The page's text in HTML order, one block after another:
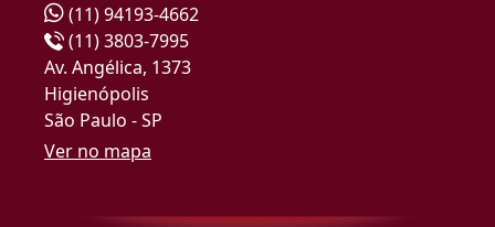
(11) 94193-4662
(11) 3803-7995
Av. Angélica, 1373
Higienópolis
São Paulo - SP
Ver no mapa